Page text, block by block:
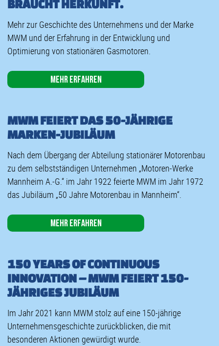
BRAUCHT HERKUNFT.
Mehr zur Geschichte des Unternehmens und der Marke
MWM und der Erfahrung in der Entwicklung und
Optimierung von stationären Gasmotoren.
Mehr erfahren
MWM FEIERT DAS 50-JÄHRIGE
MARKEN-JUBILÄUM
Nach dem Übergang der Abteilung stationärer Motorenbau
zu dem selbstständigen Unternehmen „Motoren-Werke
Mannheim A.-G.“ im Jahr 1922 feierte MWM im Jahr 1972
das Jubiläum „50 Jahre Motorenbau in Mannheim“.
Mehr erfahren
150 YEARS OF CONTINUOUS
INNOVATION – MWM FEIERT 150-
JÄHRIGES JUBILÄUM
Im Jahr 2021 kann MWM stolz auf eine 150-jährige
Unternehmensgeschichte zurückblicken, die mit
besonderen Aktionen gewürdigt wurde.